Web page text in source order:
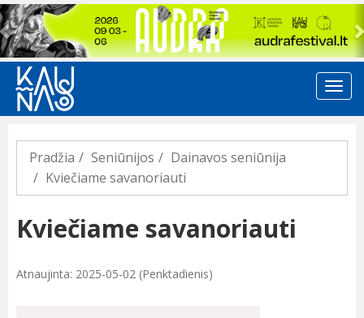
Previous
Pradžia Seniūnijos
Dainavos seniūnija
Kviečiame savanoriauti
Kviečiame savanoriauti
Atnaujinta: 2025-05-02 (Penktadienis)